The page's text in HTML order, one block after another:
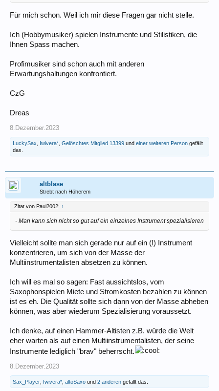
Für mich schon. Weil ich mir diese Fragen gar nicht stelle.
Ich (Hobbymusiker) spielen Instrumente und Stilistiken, die
Ihnen Spass machen.
Profimusiker sind schon auch mit anderen
Erwartungshaltungen konfrontiert.
CzG
Dreas
8.Dezember.2023
LuckySax Iwivera* Gelöschtes Mitglied 13399 und einer weiteren Person gefällt
das.
altblase
Strebt nach Höherem
Zitat von Paul2002: ↑
- Man kann sich nicht so gut auf ein einzelnes Instrument spezialisieren
Vielleicht sollte man sich gerade nur auf ein (!) Instrument
konzentrieren, um sich von der Masse der
Multiinstrumentalisten absetzen zu können.
Ich will es mal so sagen: Fast aussichtslos, vom
Saxophonspielen Miete und Stromkosten bezahlen zu können
ist es eh. Die Qualität sollte sich dann von der Masse abheben
können, was aber wiederum Spezialisierung voraussetzt.
Ich denke, auf einen Hammer-Altisten z.B. würde die Welt
eher warten als auf einen Multiinstrumentalisten, der seine
Instrumente lediglich "brav" beherrscht.
8.Dezember.2023
Sax_Player Iwivera* altoSaxo und 2 anderen gefällt das.